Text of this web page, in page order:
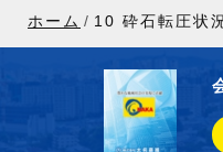
ホーム 10 砕石転圧状況